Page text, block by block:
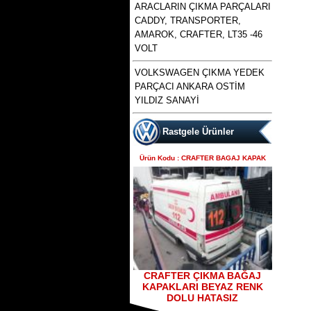
polo 1996 1997 1998 1999
2000 2001 2002 modellere
uyumlu çıkma merkezi kilit
pompası , polo merkezi
Ürün Kodu : bora golf4 toledo octavia
leon çıkma direksiyon kutusu
bora golf4 toledo octavia
leon çıkma direksiyon
kutusu
Ürün Kodu : skoda octavia 1.6 benzinli
a4 kasa çıkma şanzımanlar
ARACLARIN ÇIKMA PARÇALARI
CADDY, TRANSPORTER,
AMAROK, CRAFTER, LT35 -46
VOLT
VOLKSWAGEN ÇIKMA YEDEK
PARÇACI ANKARA OSTİM
YILDIZ SANAYİ
Rastgele Ürünler
Ürün Kodu : CRAFTER BAGAJ KAPAK
CRAFTER ÇIKMA BAĞAJ
KAPAKLARI BEYAZ RENK
DOLU HATASIZ